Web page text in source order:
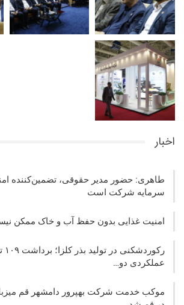
اخبار
طاهری: حضور مدیر حقوقی، تضمین‌کننده
سرمایه شرکت‌ است
امنیت غذایی بدون حفظ آب و خاک ممکن
عملکردی دو…
موکب خدمت شرکت بهپرور دامشهر قم